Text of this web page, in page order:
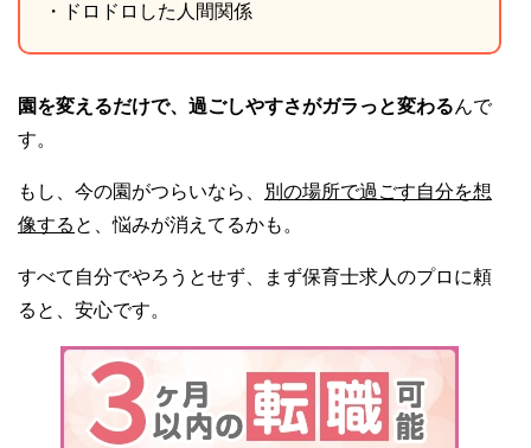
・ドロドロした人間関係
園を変えるだけで、過ごしやすさがガラっと変わるんで
す。
もし、今の園がつらいなら、
別の場所で過ごす自分を想
像する と、悩みが消えてるかも。
すべて自分でやろうとせず、まず保育士求人のプロに頼
ると、安心です。